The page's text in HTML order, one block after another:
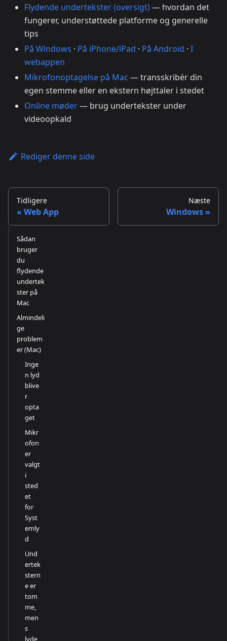
Flydende undertekster (oversigt)— hvordan det
fungerer, understøttede platforme og generelle
tips
På Windows · På iPhone/iPad · På Android · I
webappen
Mikrofonoptagelse på Mac — transskribér din
egen stemme eller en ekstern højttaler i stedet
Online møder— brug undertekster under
videoopkald
Rediger denne side
Tidligere
Web App
Næste
Windows
Sådan
bruger
du
flydende
undertek
ster på
Mac
Almindeli
ge
problem
er (Mac)
Inge
n lyd
blive
r
opta
get
Mikr
ofon
er
valgt
i
sted
et
for
Syst
emly
d
Und
ertek
stern
e er
tom
me,
men
s
lyde